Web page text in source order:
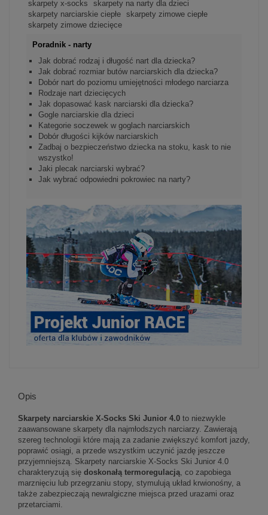
skarpety x-socks
skarpety na narty dla dzieci
skarpety narciarskie ciepłe
skarpety zimowe ciepłe
skarpety zimowe dziecięce
Poradnik - narty
Jak dobrać rodzaj i długość nart dla dziecka?
Jak dobrać rozmiar butów narciarskich dla dziecka?
Dobór nart do poziomu umiejętności młodego narciarza
Rodzaje nart dziecięcych
Jak dopasować kask narciarski dla dziecka?
Gogle narciarskie dla dzieci
Kategorie soczewek w goglach narciarskich
Dobór długości kijków narciarskich
Zadbaj o bezpieczeństwo dziecka na stoku, kask to nie
wszystko!
Jaki plecak narciarski wybrać?
Jak wybrać odpowiedni pokrowiec na narty?
Opis
Skarpety narciarskie X-Socks Ski Junior 4.0 to niezwykle
zaawansowane skarpety dla najmłodszych narciarzy. Zawierają
szereg technologii które mają za zadanie zwiększyć komfort jazdy,
poprawić osiągi, a przede wszystkim uczynić jazdę jeszcze
przyjemniejszą. Skarpety narciarskie X-Socks Ski Junior 4.0
charakteryzują się doskonałą termoregulacją , co zapobiega
marznięciu lub przegrzaniu stopy, stymulują układ krwionośny, a
także zabezpieczają newralgiczne miejsca przed urazami oraz
przetarciami.